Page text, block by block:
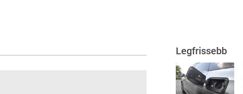
Legfrissebb